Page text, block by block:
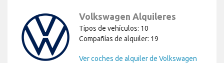
Volkswagen Alquileres
Tipos de vehículos: 10
Compañías de alquiler: 19
Ver coches de alquiler de Volkswagen